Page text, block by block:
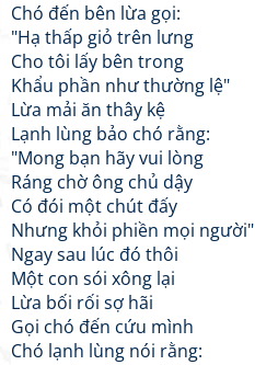
Chó đến bên lừa gọi:
"Hạ thấp giỏ trên lưng
Cho tôi lấy bên trong
Khẩu phần như thường lệ"
Lừa mải ăn thây kệ
Lạnh lùng bảo chó rằng:
"Mong bạn hãy vui lòng
Ráng chờ ông chủ dậy
Có đói một chút đấy
Nhưng khỏi phiền mọi người"
Ngay sau lúc đó thôi
Một con sói xông lại
Lừa bối rối sợ hãi
Gọi chó đến cứu mình
Chó lạnh lùng nói rằng: